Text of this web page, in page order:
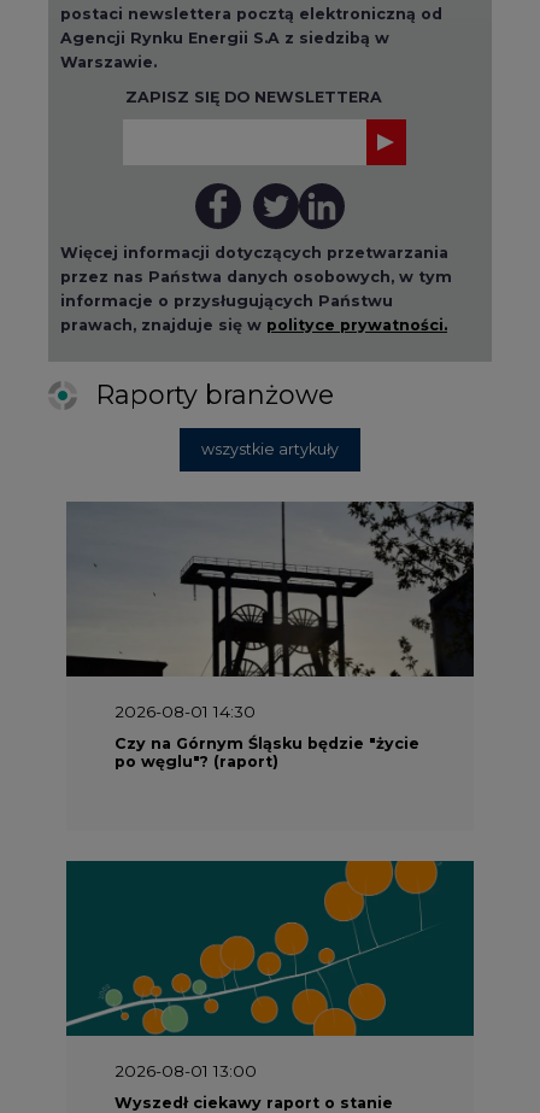
postaci newslettera pocztą elektroniczną od
Agencji Rynku Energii S.A z siedzibą w
Warszawie.
ZAPISZ SIĘ DO NEWSLETTERA
Więcej informacji dotyczących przetwarzania
przez nas Państwa danych osobowych, w tym
informacje o przysługujących Państwu
prawach, znajduje się w polityce prywatności.
Raporty branżowe
wszystkie artykuły
2026-08-01 14:30
Czy na Górnym Śląsku będzie "życie
po węglu"? (raport)
2026-08-01 13:00
Wyszedł ciekawy raport o stanie